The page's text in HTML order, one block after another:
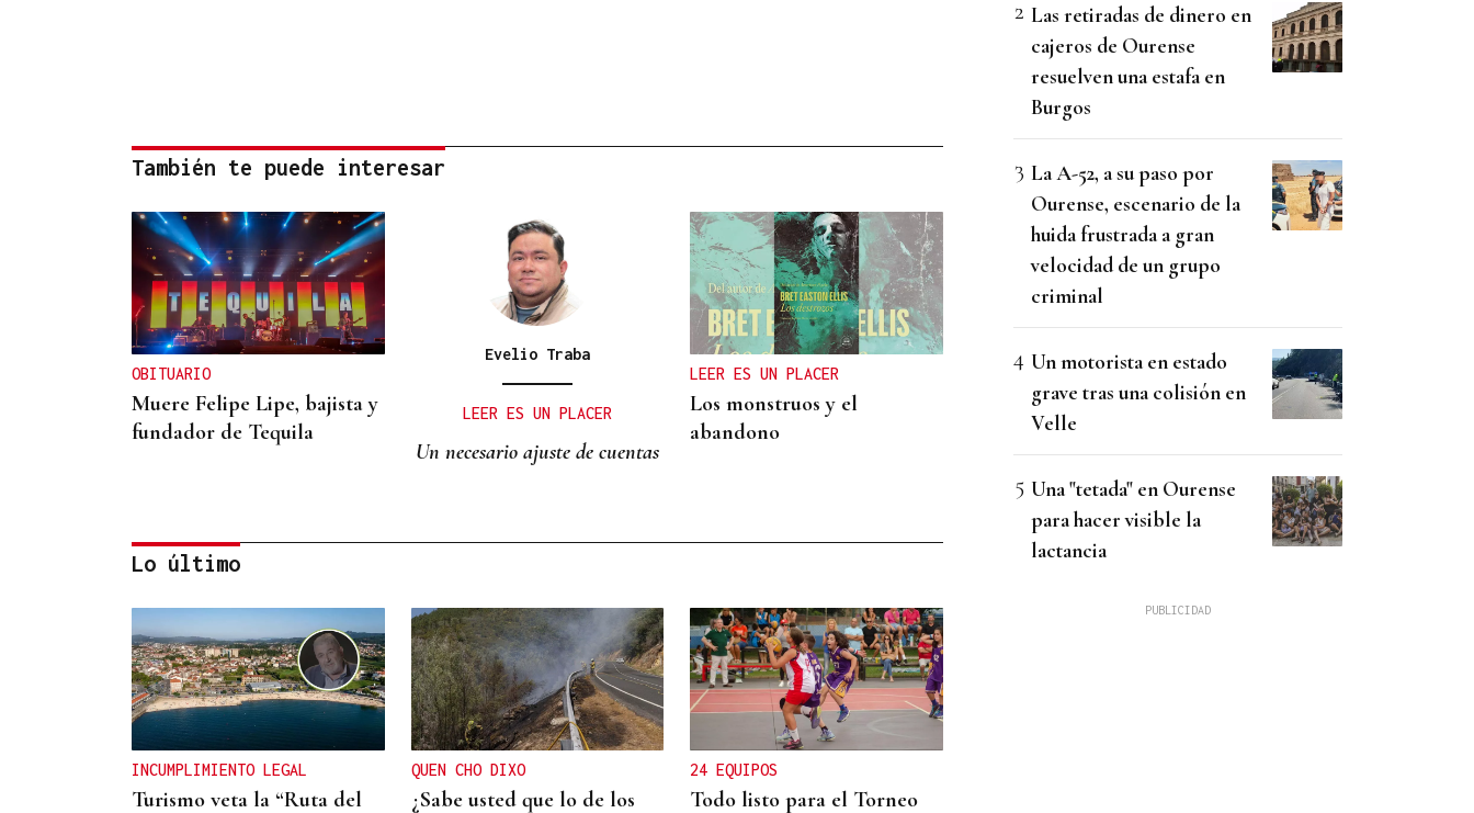
También te puede interesar
OBITUARIO
Muere Felipe Lipe, bajista y
fundador de Tequila
Evelio Traba
LEER ES UN PLACER
Un necesario ajuste de cuentas
LEER ES UN PLACER
Los monstruos y el
abandono
OBITUARIO
Muere a los 50 años el DJ
francés Kavinsky, autor del
icónico tema "Nightcall"
Lo último
INCUMPLIMIENTO LEGAL
Turismo veta la “Ruta del
QUEN CHO DIXO
¿Sabe usted que lo de los
24 EQUIPOS
Todo listo para el Torneo
Las retiradas de dinero en
cajeros de Ourense
resuelven una estafa en
Burgos
La A-52, a su paso por
Ourense, escenario de la
huida frustrada a gran
velocidad de un grupo
criminal
Un motorista en estado
grave tras una colisión en
Velle
Una "tetada" en Ourense
para hacer visible la
lactancia